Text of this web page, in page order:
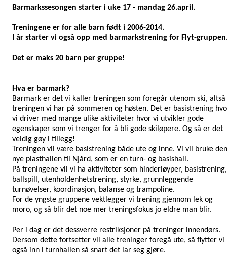
Barmarkssesongen starter i uke 17 - mandag 26.april.
Treningene er for alle barn født i 2006-2014.
I år starter vi også opp med barmarkstrening for Flyt-
Det er maks 20 barn per gruppe!
Hva er barmark?
Barmark er det vi kaller treningen som foregår utenom ski, altså
treningen vi har på sommeren og høsten. Det er basistrening
vi driver med mange ulike aktiviteter hvor vi utvikler gode
egenskaper som vi trenger for å bli gode skiløpere. Og så er det
veldig gøy i tillegg!
Treningen vil være basistrening både ute og inne. Vi vil bruke den
nye plasthallen til Njård, som er en turn- og basishall.
På treningene vil vi ha aktiviteter som hinderløyper, basistrening,
ballspill, utenholdenhetstrening, styrke, grunnleggende
turnøvelser, koordinasjon, balanse og trampoline.
For de yngste gruppene vektlegger vi trening gjennom lek og
moro, og så blir det noe mer treningsfokus jo eldre man blir.
Per i dag er det dessverre restriksjoner på treninger innendørs.
Dersom dette fortsetter vil alle treninger foregå ute, så flytter vi
også inn i turnhallen så snart det lar seg gjøre.